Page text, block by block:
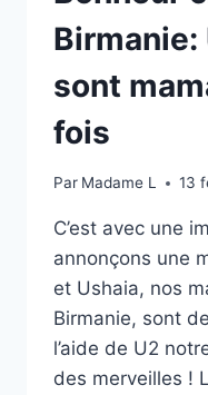
Birmanie:
sont
fois
Par Madame L 13
C’est avec une
annonçons une
et Ushaia, nos
Birmanie, sont
l’aide de U2
des merveilles !